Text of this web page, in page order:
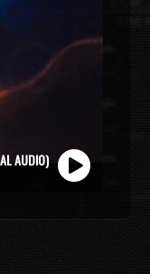
AUDIO)
VIDEO)